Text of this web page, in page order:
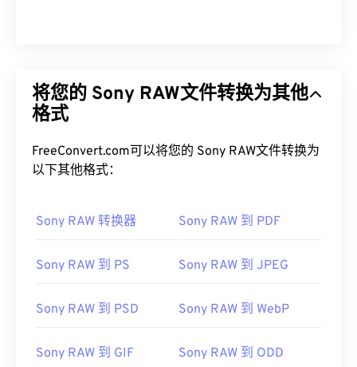
将您的 Sony RAW文件转换为其他
格式
FreeConvert.com可以将您的 Sony RAW文件转换为
以下其他格式：
Sony RAW 转换器 Sony RAW 到 PDF
Sony RAW 到 PS Sony RAW 到 JPEG
Sony RAW 到 PSD Sony RAW 到 WebP
Sony RAW 到 GIF Sony RAW 到 ODD